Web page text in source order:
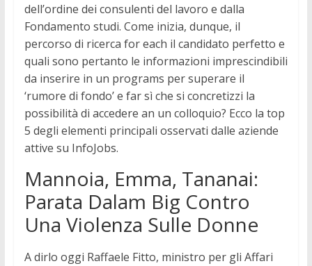
dell’ordine dei consulenti del lavoro e dalla
Fondamento studi. Come inizia, dunque, il
percorso di ricerca for each il candidato perfetto e
quali sono pertanto le informazioni imprescindibili
da inserire in un programs per superare il
‘rumore di fondo’ e far sì che si concretizzi la
possibilità di accedere an un colloquio? Ecco la top
5 degli elementi principali osservati dalle aziende
attive su InfoJobs.
Mannoia, Emma, Tananai:
Parata Dalam Big Contro
Una Violenza Sulle Donne
A dirlo oggi Raffaele Fitto, ministro per gli Affari